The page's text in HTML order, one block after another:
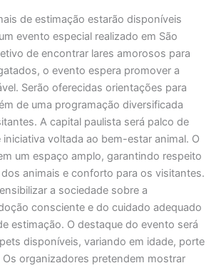
de estimação estarão disponíveis
evento especial realizado em São
de encontrar lares amorosos para
o evento espera promover a
Serão oferecidas orientações para
de uma programação diversificada
A capital paulista será palco de
iniciativa voltada ao bem-estar animal. O
um espaço amplo, garantindo respeito
animais e conforto para os visitantes.
a sociedade sobre a
consciente e do cuidado adequado
estimação. O destaque do evento será
disponíveis, variando em idade, porte
organizadores pretendem mostrar